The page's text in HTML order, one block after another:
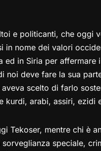
e politicanti, che oggi
in nome dei valori
ed in Siria per
noi deve fare la sua
scelto di farlo
kurdi, arabi, assiri, ezidi
Tekoser, mentre chi è
speciale,